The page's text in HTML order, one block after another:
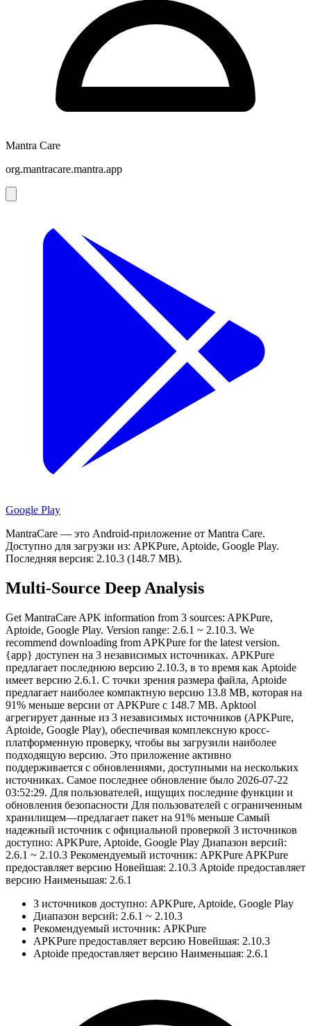
Mantra Care
org.mantracare.mantra.app
Google Play
MantraCare — это Android-приложение от Mantra Care.
Доступно для загрузки из: APKPure, Aptoide, Google Play.
Последняя версия: 2.10.3 (148.7 MB).
Multi-Source Deep Analysis
Get MantraCare APK information from 3 sources: APKPure,
Aptoide, Google Play. Version range: 2.6.1 ~ 2.10.3. We
recommend downloading from APKPure for the latest version.
{app} доступен на 3 независимых источниках. APKPure
предлагает последнюю версию 2.10.3, в то время как Aptoide
имеет версию 2.6.1. С точки зрения размера файла, Aptoide
предлагает наиболее компактную версию 13.8 MB, которая на
91% меньше версии от APKPure с 148.7 MB. Apktool
агрегирует данные из 3 независимых источников (APKPure,
Aptoide, Google Play), обеспечивая комплексную кросс-
платформенную проверку, чтобы вы загрузили наиболее
подходящую версию. Это приложение активно
поддерживается с обновлениями, доступными на нескольких
источниках. Самое последнее обновление было 2026-07-22
03:52:29. Для пользователей, ищущих последние функции и
обновления безопасности Для пользователей с ограниченным
хранилищем—предлагает пакет на 91% меньше Самый
надежный источник с официальной проверкой 3 источников
доступно: APKPure, Aptoide, Google Play Диапазон версий:
2.6.1 ~ 2.10.3 Рекомендуемый источник: APKPure APKPure
предоставляет версию Новейшая: 2.10.3 Aptoide предоставляет
версию Наименьшая: 2.6.1
3 источников доступно: APKPure, Aptoide, Google Play
Диапазон версий: 2.6.1 ~ 2.10.3
Рекомендуемый источник: APKPure
APKPure предоставляет версию Новейшая: 2.10.3
Aptoide предоставляет версию Наименьшая: 2.6.1